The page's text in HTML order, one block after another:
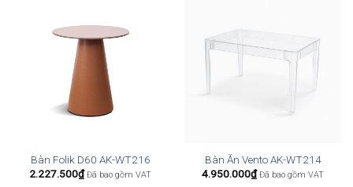
Bàn Folik D60 AK-WT216
2.227.500₫ Đã bao gồm VAT
Bàn Ăn Vento AK-WT214
4.950.000₫ Đã bao gồm VAT